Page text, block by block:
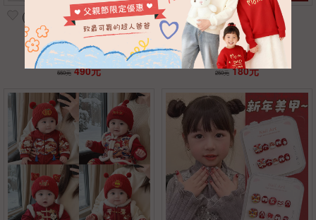
(正版授權)三麗鷗毛绒圓筒包
21*11*11
550元 490元
可翻蓋節慶發財眼鏡
13*13cm
250元 180元